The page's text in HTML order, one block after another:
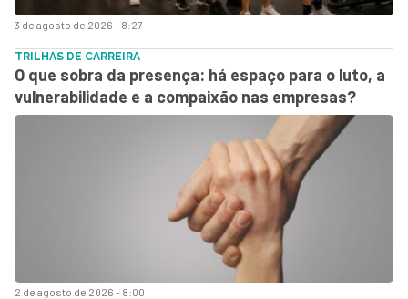
3 de agosto de 2026 - 8:27
2 de agosto de 2026 - 8:00
TRILHAS DE CARREIRA
O que sobra da presença: há espaço para o luto, a
vulnerabilidade e a compaixão nas empresas?